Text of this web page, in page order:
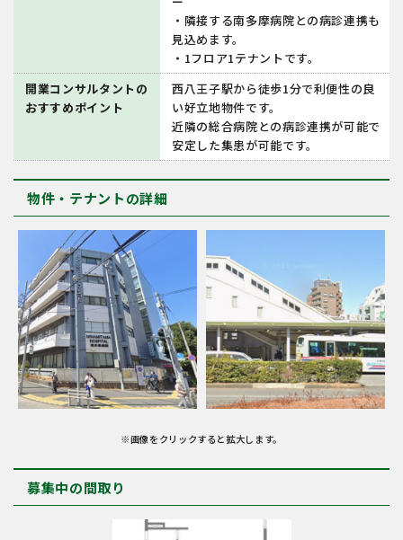
・隣接する南多摩病院との病診連携も
見込めます。
・1フロア1テナントです。
開業コンサルタントの
おすすめポイント
西八王子駅から徒歩1分で利便性の良
い好立地物件です。
近隣の総合病院との病診連携が可能で
安定した集患が可能です。
物件・テナントの詳細
※画像をクリックすると拡大します。
募集中の間取り